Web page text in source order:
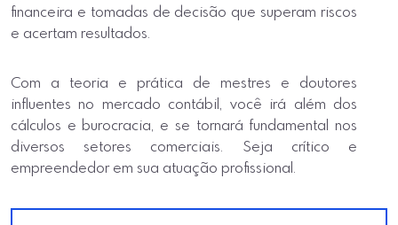
financeira e tomadas de decisão que superam riscos
e acertam resultados.
Com a teoria e prática de mestres e doutores
influentes no mercado contábil, você irá além dos
cálculos e burocracia, e se tornará fundamental nos
diversos setores comerciais. Seja crítico e
empreendedor em sua atuação profissional.